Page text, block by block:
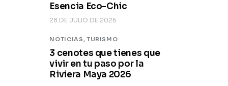
Esencia Eco-Chic
28 DE JULIO DE 2026
NOTICIAS, TURISMO
3 cenotes que tienes que
vivir en tu paso por la
Riviera Maya 2026